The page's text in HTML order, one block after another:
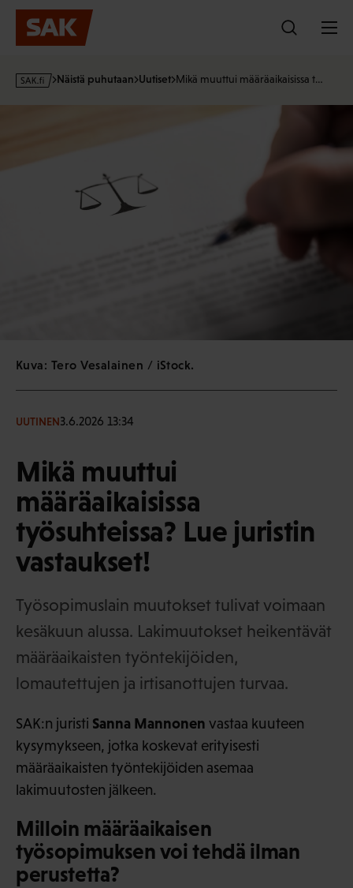
Hyppää
sisältöön
s
Näistä puhutaan Uutiset Mikä muuttui määräaikaisissa t…
Kuva: Tero Vesalainen / iStock.
UUTINEN3.6.2026 13:34
Mikä muuttui
määräaikaisissa
työsuhteissa? Lue juristin
vastaukset!
Työsopimuslain muutokset tulivat voimaan
kesäkuun alussa. Lakimuutokset heikentävät
määräaikaisten työntekijöiden,
lomautettujen ja irtisanottujen turvaa.
SAK:n juristi Sanna Mannonen vastaa kuuteen
kysymykseen, jotka koskevat erityisesti
määräaikaisten työntekijöiden asemaa
lakimuutosten jälkeen.
Milloin määräaikaisen
työsopimuksen voi tehdä ilman
perustetta?